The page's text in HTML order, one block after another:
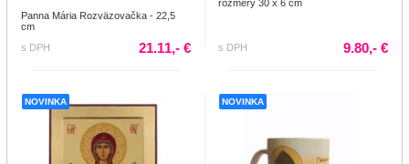
Panna Mária Rozväzovačka - 22,5
cm
s DPH
21.11,- €
rozmery 30 x 6 cm
s DPH 9.80,- €
NOVINKA NOVINKA